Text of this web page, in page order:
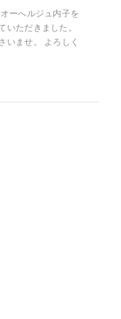
ーへルジュ内子を
いただきました。
ませ。 よろしく